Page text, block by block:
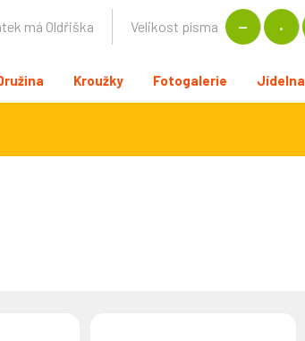
Velikost písma
má Oldřiška
Kroužky Fotogalerie Jídelna